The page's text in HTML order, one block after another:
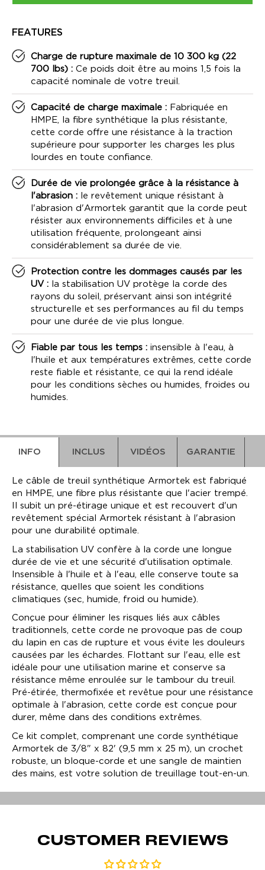
FEATURES
Charge de rupture maximale de 10 300 kg (22
700 lbs) : Ce poids doit être au moins 1,5 fois la
capacité nominale de votre treuil.
Capacité de charge maximale : Fabriquée en
HMPE, la fibre synthétique la plus résistante,
cette corde offre une résistance à la traction
supérieure pour supporter les charges les plus
lourdes en toute confiance.
Durée de vie prolongée grâce à la résistance à
l'abrasion : le revêtement unique résistant à
l'abrasion d'Armortek garantit que la corde peut
résister aux environnements difficiles et à une
utilisation fréquente, prolongeant ainsi
considérablement sa durée de vie.
Protection contre les dommages causés par les
UV : la stabilisation UV protège la corde des
rayons du soleil, préservant ainsi son intégrité
structurelle et ses performances au fil du temps
pour une durée de vie plus longue.
Fiable par tous les temps : insensible à l'eau, à
l'huile et aux températures extrêmes, cette corde
reste fiable et résistante, ce qui la rend idéale
pour les conditions sèches ou humides, froides ou
humides.
INFO INCLUS VIDÉOS GARANTIE
Le câble de treuil synthétique Armortek est fabriqué
en HMPE, une fibre plus résistante que l'acier trempé.
Il subit un pré-étirage unique et est recouvert d'un
revêtement spécial Armortek résistant à l'abrasion
pour une durabilité optimale.
La stabilisation UV confère à la corde une longue
durée de vie et une sécurité d'utilisation optimale.
Insensible à l'huile et à l'eau, elle conserve toute sa
résistance, quelles que soient les conditions
climatiques (sec, humide, froid ou humide).
Conçue pour éliminer les risques liés aux câbles
traditionnels, cette corde ne provoque pas de coup
du lapin en cas de rupture et vous évite les douleurs
causées par les échardes. Flottant sur l'eau, elle est
idéale pour une utilisation marine et conserve sa
résistance même enroulée sur le tambour du treuil.
Pré-étirée, thermofixée et revêtue pour une résistance
optimale à l'abrasion, cette corde est conçue pour
durer, même dans des conditions extrêmes.
Ce kit complet, comprenant une corde synthétique
Armortek de 3/8" x 82' (9,5 mm x 25 m), un crochet
robuste, un bloque-corde et une sangle de maintien
des mains, est votre solution de treuillage tout-en-un.
Crochet
Butée de corde
VIDEO
Play: Keynote (Google I/O
ARMORTEK WINCH ROPE WARRANTY
By placing an order for our Synthetic Winch Rope
products, you (“Customer”) agree to the following
terms and conditions:
ASSUMPTION OF RESPONSIBILITY
You understand that using a winch rope, especially
under high-stress applications, requires care and
attention. Proper installation and usage in line with
product instructions are essential to ensure safe
operation. The winch rope should be inspected
regularly for signs of wear or damage, and ropes
exhibiting any fraying, thinning, or other deterioration
should not be used.
LIMITED WARRANTY
Our synthetic winch ropes are warranted to be free
from manufacturing defects in material and
and is non-transferable:
Standard Synthetic Winch Rope
CUSTOMER REVIEWS